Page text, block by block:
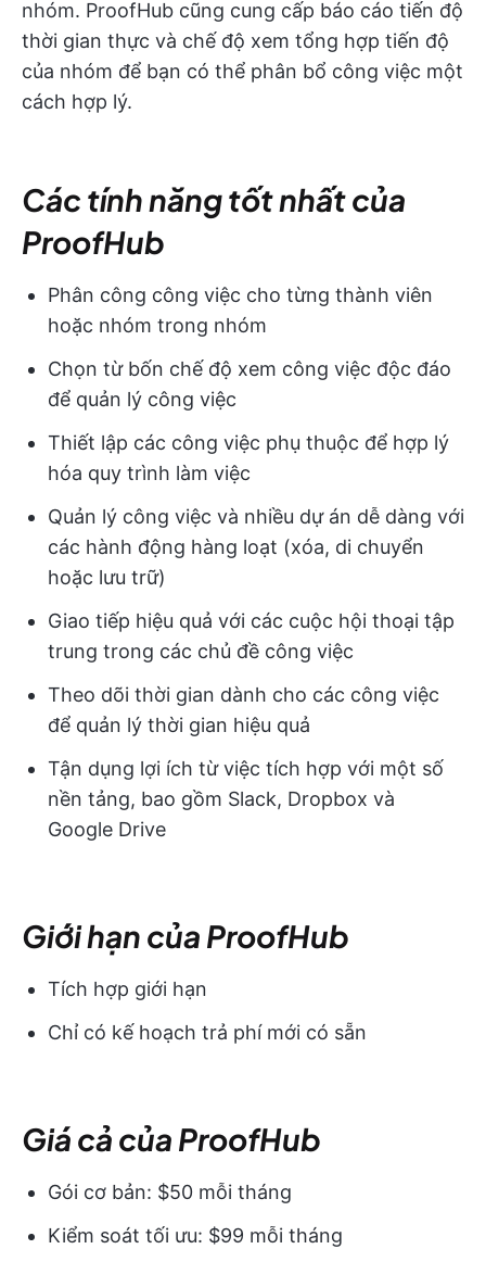
nhóm. ProofHub cũng cung cấp báo cáo tiến độ
thời gian thực và chế độ xem tổng hợp tiến độ
của nhóm để bạn có thể phân bổ công việc một
cách hợp lý.
Các tính năng tốt nhất của
ProofHub
Phân công công việc cho từng thành viên
hoặc nhóm trong nhóm
Chọn từ bốn chế độ xem công việc độc đáo
để quản lý công việc
Thiết lập các công việc phụ thuộc để hợp lý
hóa quy trình làm việc
Quản lý công việc và nhiều dự án dễ dàng với
các hành động hàng loạt (xóa, di chuyển
hoặc lưu trữ)
Giao tiếp hiệu quả với các cuộc hội thoại tập
trung trong các chủ đề công việc
Theo dõi thời gian dành cho các công việc
để quản lý thời gian hiệu quả
Tận dụng lợi ích từ việc tích hợp với một số
nền tảng, bao gồm Slack, Dropbox và
Google Drive
Giới hạn của ProofHub
Tích hợp giới hạn
Chỉ có kế hoạch trả phí mới có sẵn
Giá cả của ProofHub
Gói cơ bản: $50 mỗi tháng
Kiểm soát tối ưu: $99 mỗi tháng